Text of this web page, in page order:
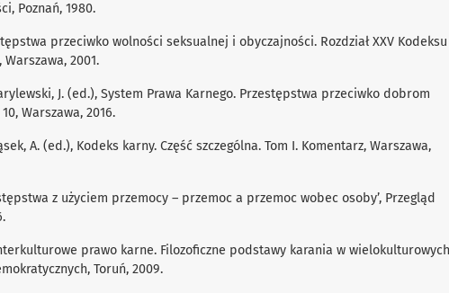
Poznań, 1980.
przeciwko wolności seksualnej i obyczajności. Rozdział XXV Kodeksu
2001.
J. (ed.), System Prawa Karnego. Przestępstwa przeciwko dobrom
Warszawa, 2016.
A. (ed.), Kodeks karny. Część szczególna. Tom I. Komentarz, Warszawa,
z użyciem przemocy – przemoc a przemoc wobec osoby’, Przegląd
prawo karne. Filozoficzne podstawy karania w wielokulturowych
Toruń, 2009.